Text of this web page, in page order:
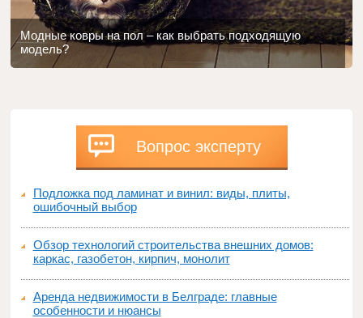
Модные ковры на пол – как выбрать подходящую
модель?
Вопрос эксперту
Подложка под ламинат и винил: виды, плиты,
ошибочный выбор
Обзор технологий строительства внешних домов:
каркас, газобетон, кирпич, монолит
Аренда недвижимости в Белграде: главные
особенности и нюансы